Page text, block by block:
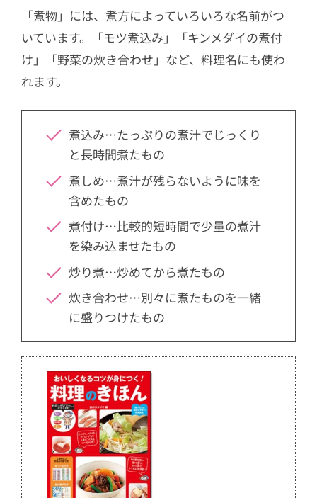
「煮物」には、煮方によっていろいろな名前がつ
いています。「モツ煮込み」「キンメダイの煮付
け」「野菜の炊き合わせ」など、料理名にも使わ
れます。
煮込み…たっぷりの煮汁でじっくり
と長時間煮たもの
煮しめ…煮汁が残らないように味を
含めたもの
煮付け…比較的短時間で少量の煮汁
を染み込ませたもの
炒り煮…炒めてから煮たもの
炊き合わせ…別々に煮たものを一緒
に盛りつけたもの